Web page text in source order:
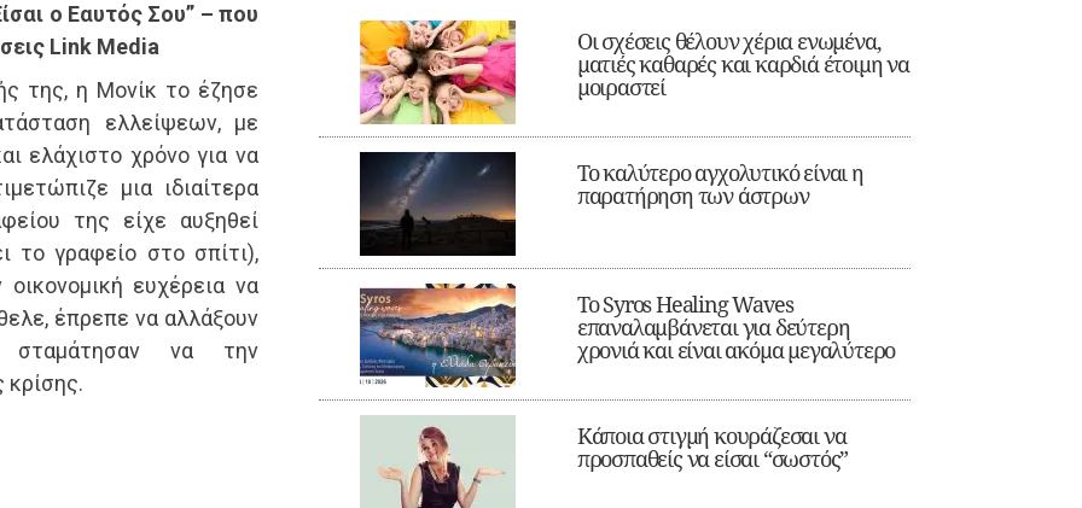
ο Εαυτός Σου” – που
Link Media
της, η Μονίκ το έζησε
ελλείψεων, με
ελάχιστο χρόνο για να
μια ιδιαίτερα
της είχε αυξηθεί
το γραφείο στο σπίτι),
ευχέρεια να
έπρεπε να αλλάξουν
σταμάτησαν να την
κρίσης.
Οι σχέσεις θέλουν χέρια ενωμένα,
ματιές καθαρές και καρδιά έτοιμη να
μοιραστεί
Το καλύτερο αγχολυτικό είναι η
παρατήρηση των άστρων
Το Syros Healing Waves
επαναλαμβάνεται για δεύτερη
χρονιά και είναι ακόμα μεγαλύτερο
Κάποια στιγμή κουράζεσαι να
προσπαθείς να είσαι “σωστός”